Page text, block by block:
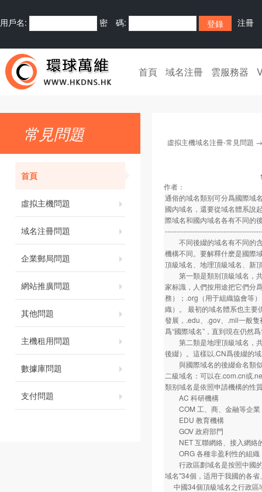
用戶名: 密 碼: 注冊
首頁 域名注冊 雲服務器
常見問題
首頁
虛拟主機問題
域名注冊問題
企業郵局問題
網站推廣問題
其他問題
主機租用問題
數據庫問題
支付問題
虛拟主機域名注冊-常見問題
作者：
通俗的域名類别可分爲國際域
國内域名，還要從域名體系說
際域名和國内域名各有不同的
不同後綴的域名有不同的含
機構不同。要解釋什麽是國際
頂級域名、地理頂級域名、新
第一類是類别頂級域名，共
家标識，人們按用途把它們分
務）；.org（用于組織協會等
織）。 最初的域名體系也主要
發展，.edu、.gov、.mil一般
爲“國際域名”，直到現在仍然
第二類是地理頂級域名，共
後綴）。這樣以.CN爲後綴的
與國際域名的後綴命名類似
二級域名：可以在.com.cn或
類别域名是依照申請機構的性
AC 科研機構
COM 工、商、金融等企業
EDU 教育機構
GOV 政府部門
NET 互聯網絡、接入網絡
ORG 各種非盈利性的組織
行政區劃域名是按照中國的
域名"34個，适用于我國的各
中國34個頂級域名之行政區